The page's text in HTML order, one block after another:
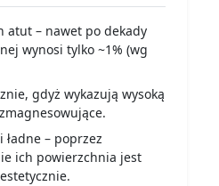
atut – nawet po dekady
wynosi tylko ~1% (wg
gdyż wykazują wysoką
– poprzez
ich powierzchnia jest